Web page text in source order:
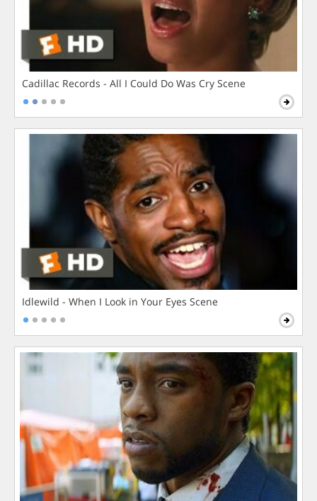
Cadillac Records - All I Could Do Was Cry Scene
Idlewild - When I Look in Your Eyes Scene